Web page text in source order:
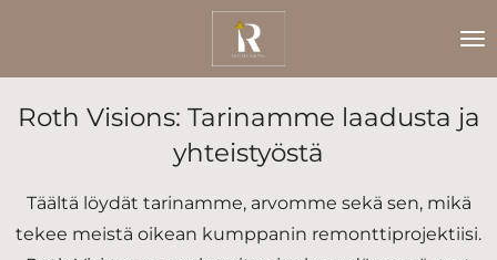
Roth Visions: Tarinamme laadusta ja
yhteistyöstä
Täältä löydät tarinamme, arvomme sekä sen, mikä
tekee meistä oikean kumppanin remonttiprojektiisi.